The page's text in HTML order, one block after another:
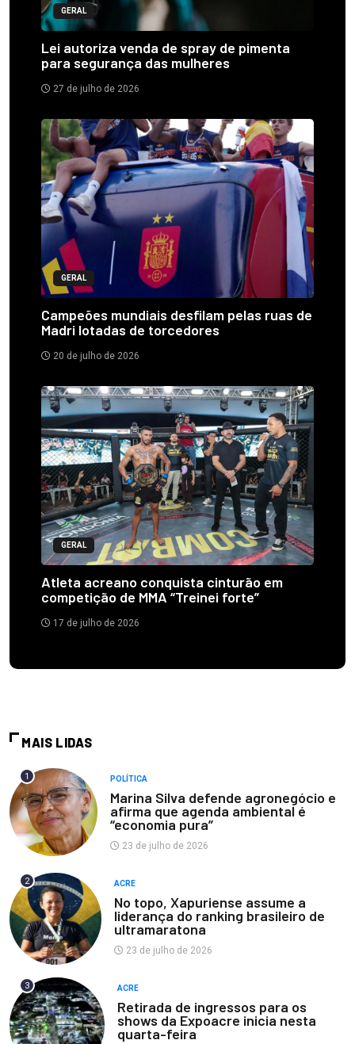
GERAL
Lei autoriza venda de spray de pimenta
para segurança das mulheres
27 de julho de 2026
GERAL
Campeões mundiais desfilam pelas ruas de
Madri lotadas de torcedores
20 de julho de 2026
GERAL
Atleta acreano conquista cinturão em
competição de MMA “Treinei forte”
17 de julho de 2026
MAIS LIDAS
1 POLÍTICA
Marina Silva defende agronegócio e
afirma que agenda ambiental é
“economia pura”
23 de julho de 2026
2 ACRE
No topo, Xapuriense assume a
liderança do ranking brasileiro de
ultramaratona
23 de julho de 2026
3 ACRE
Retirada de ingressos para os
shows da Expoacre inicia nesta
quarta-feira